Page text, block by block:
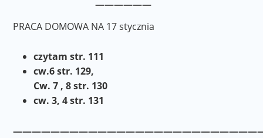
——————
PRACA DOMOWA NA 17 stycznia
czytam str. 111
cw.6 str. 129,
Cw. 7 , 8 str. 130
cw. 3, 4 str. 131